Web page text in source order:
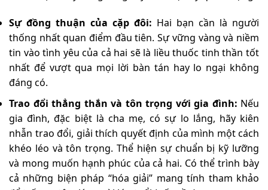
Sự đồng thuận của cặp đôi: Hai bạn cần là người
thống nhất quan điểm đầu tiên. Sự vững vàng và niềm
tin vào tình yêu của cả hai sẽ là liều thuốc tinh thần tốt
nhất để vượt qua mọi lời bàn tán hay lo ngại không
đáng có.
Trao đổi thẳng thắn và tôn trọng với gia đình: Nếu
gia đình, đặc biệt là cha mẹ, có sự lo lắng, hãy kiên
nhẫn trao đổi, giải thích quyết định của mình một cách
khéo léo và tôn trọng. Thể hiện sự chuẩn bị kỹ lưỡng
và mong muốn hạnh phúc của cả hai. Có thể trình bày
cả những biện pháp “hóa giải” mang tính tham khảo